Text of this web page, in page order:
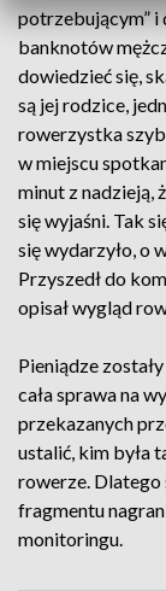
potrzebującym” i
banknotów
dowiedzieć się,
są jej rodzice,
rowerzystka
w miejscu
minut z nadzieją,
się wyjaśni. Tak
się wydarzyło, o
Przyszedł do
opisał wygląd
Pieniądze
cała sprawa na
przekazanych
ustalić, kim była
rowerze.
fragmentu
monitoringu.